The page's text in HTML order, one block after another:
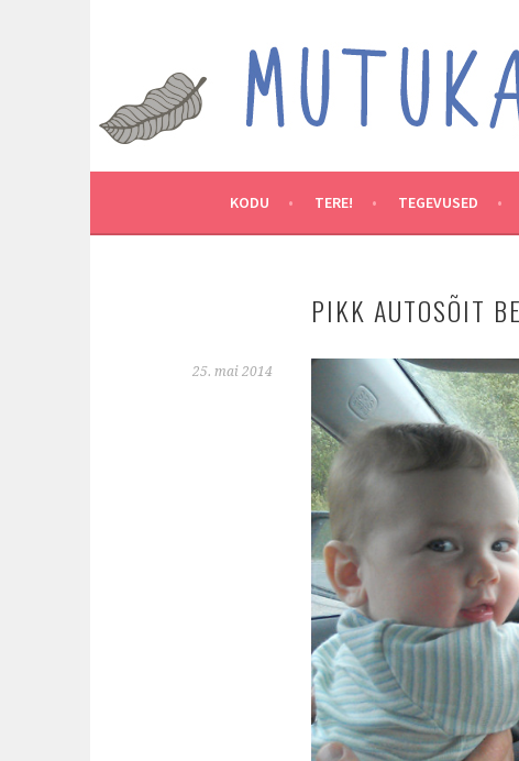
MUTUKAMOOS
ARENDAVAID TEGEVUSI LASTEGA
KODU TERE! TEGEVUSED
PIKK AUTOSÕIT
25. mai 2014